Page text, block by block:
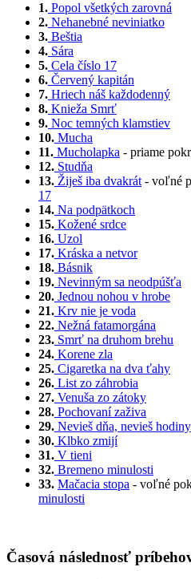
1. Popol všetkých zarovná
2. Nehanebné neviniatko
3. Beštia
4. Sára
5. Cela číslo 17
6. Červený kapitán
7. Hriech náš každodenný
8. Knieža Smrť
9. Noc temných klamstiev
10. Mucha
11. Mucholapka - priame
12. Studňa
13. Žiješ iba dvakrát - voľné
17
14. Na podpätkoch
15. Kožené srdce
16. Uzol
17. Kráska a netvor
18. Básnik
19. Nevinným sa neodpúšťa
20. Jednou nohou v hrobe
21. Krv nie je voda
22. Nežná fatamorgána
23. Smrť na druhom brehu
24. Korene zla
25. Cigaretka na dva ťahy
26. List zo záhrobia
27. Venuša zo zátoky
28. Pochovaní zaživa
29. Nevieš dňa, nevieš hodiny
30. Klbko zmijí
31. V tieni
32. Bremeno minulosti
33. Mačacia stopa - voľné
minulosti
Časová následnosť